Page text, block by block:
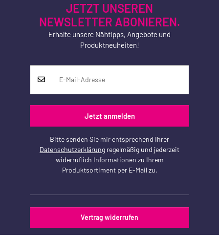
JETZT UNSEREN
NEWSLETTER ABONIEREN.
Erhalte unsere Nähtipps, Angebote und
Produktneuheiten!
Jetzt anmelden
Bitte senden Sie mir entsprechend Ihrer
Datenschutzerklärung regelmäßig und jederzeit
widerruflich Informationen zu Ihrem
Produktsortiment per E-Mail zu.
Vertrag widerrufen